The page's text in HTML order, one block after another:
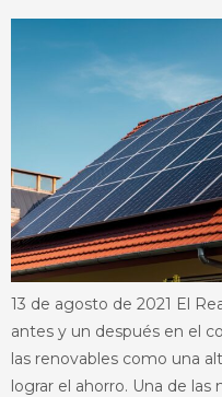
13 de agosto de 2021 El
antes y un después en el
las renovables como una
lograr el ahorro. Una de las